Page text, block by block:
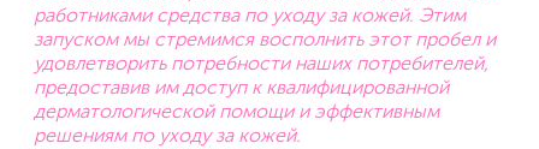
работниками средства по уходу за кожей. Этим
запуском мы стремимся восполнить этот пробел и
удовлетворить потребности наших потребителей,
предоставив им доступ к квалифицированной
дерматологической помощи и эффективным
решениям по уходу за кожей.